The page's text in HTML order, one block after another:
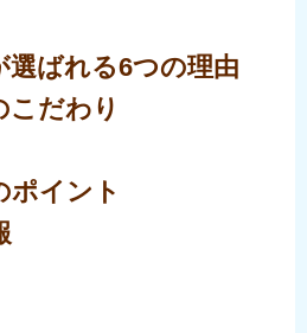
選ばれる6つの理由
こだわり
ポイント